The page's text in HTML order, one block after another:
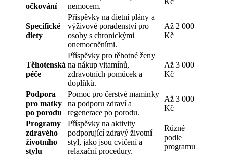
očkování
nemocem.
Specifické
diety
Příspěvky na dietní plány a
výživové poradenství pro
osoby s chronickými
onemocněními.
Až 2 000
Kč
Těhotenská
péče
Příspěvky pro těhotné ženy
na nákup vitamínů,
zdravotních pomůcek a
doplňků.
Až 3 000
Kč
Podpora
pro matky
po porodu
Pomoc pro čerstvé maminky
na podporu zdraví a
regenerace po porodu.
Až 3 000
Kč
Programy
zdravého
životního
stylu
Příspěvky na aktivity
podporující zdravý životní
styl, jako jsou cvičení a
relaxační procedury.
Různé
podle
programu